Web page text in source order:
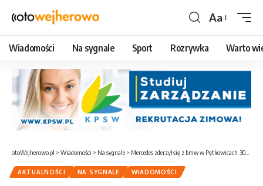
Czcionka
Aa
Wiadomości Na sygnale Sport Rozrywka Warto
otoWejherowo.pl > Wiadomości > Na sygnale > Mercedes zderzył się z bmw w Pętkowicach. 3000 zł mandatu dla sprawcy
AKTUALNOŚCI NA SYGNALE WIADOMOŚCI